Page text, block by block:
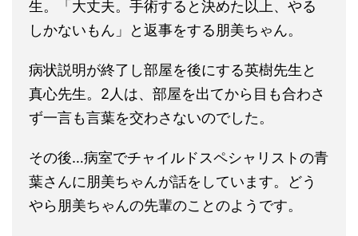
生。「大丈夫。手術すると決めた以上、やる
しかないもん」と返事をする朋美ちゃん。
病状説明が終了し部屋を後にする英樹先生と
真心先生。2人は、部屋を出てから目も合わさ
ず一言も言葉を交わさないのでした。
その後…病室でチャイルドスペシャリストの青
葉さんに朋美ちゃんが話をしています。どう
やら朋美ちゃんの先輩のことのようです。